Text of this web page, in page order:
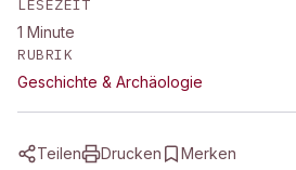
LESEZEIT
1 Minute
RUBRIK
Geschichte & Archäologie
Teilen Drucken Merken